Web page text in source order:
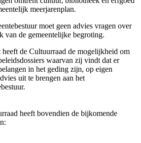
meerjarenplan.
moet geen advies vragen over
van de gemeentelijke begroting.
heeft de Cultuurraad de mogelijkheid om
waarvan zij vindt dat er
in het geding zijn, op eigen
uit te brengen aan het
heeft bovendien de bijkomende